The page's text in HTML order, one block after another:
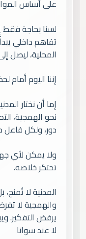
على أساس
لسنا بحاجة فقط
تفاهم داخلي
المحلية، ليصل
إننا اليوم أمام
إما أن نختار
نحو الهمجية،
دور، ولكل فاعل
ولا يمكن لأي
تحتكر خلاصه.
المدنية لا تُمنح،
والهمجية لا
يرفض التفكير.
لا عند سوانا